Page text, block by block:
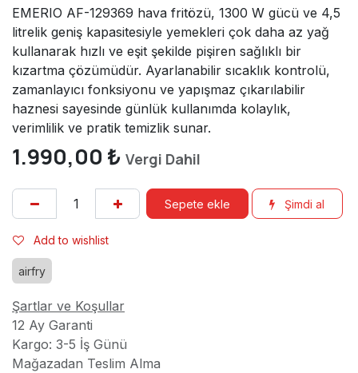
EMERIO AF-129369 hava fritözü, 1300 W gücü ve 4,5
litrelik geniş kapasitesiyle yemekleri çok daha az yağ
kullanarak hızlı ve eşit şekilde pişiren sağlıklı bir
kızartma çözümüdür. Ayarlanabilir sıcaklık kontrolü,
zamanlayıcı fonksiyonu ve yapışmaz çıkarılabilir
haznesi sayesinde günlük kullanımda kolaylık,
verimlilik ve pratik temizlik sunar.
1.990,00 ₺ Vergi Dahil
Sepete ekle Şimdi al
Add to wishlist
airfry
Şartlar ve Koşullar
12 Ay Garanti
Kargo: 3-5 İş Günü
Mağazadan Teslim Alma